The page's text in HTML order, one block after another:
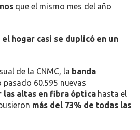
que el mismo mes del año
hogar casi se duplicó en un
de la CNMC, la banda
pasado 60.595 nuevas
las altas en fibra óptica hasta el
más del 73% de todas las